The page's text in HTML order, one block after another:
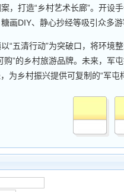
，打造“乡村艺术长廊”。开设
画DIY、静心抄经等吸引众多
五清行动”为突破口，将环境
购”的乡村旅游品牌。未来，军
为乡村振兴提供可复制的“军